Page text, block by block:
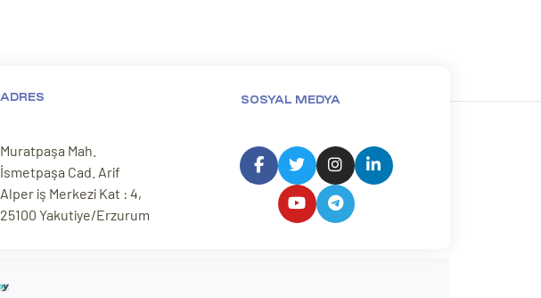
ADRES
Muratpaşa Mah.
İsmetpaşa Cad. Arif
Alper iş Merkezi Kat : 4,
25100 Yakutiye/Erzurum
SOSYAL MEDYA